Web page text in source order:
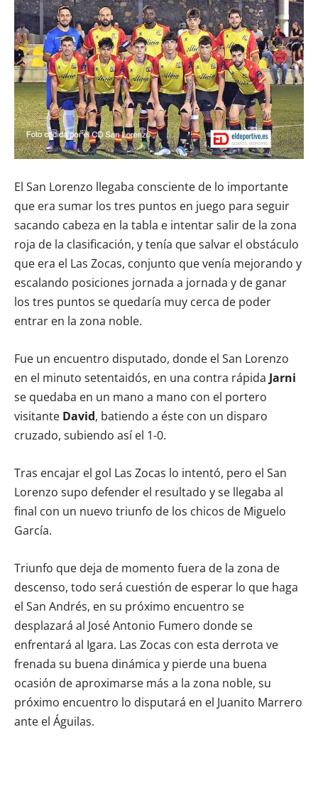
El San Lorenzo llegaba consciente de lo importante
que era sumar los tres puntos en juego para seguir
sacando cabeza en la tabla e intentar salir de la zona
roja de la clasificación, y tenía que salvar el obstáculo
que era el Las Zocas, conjunto que venía mejorando y
escalando posiciones jornada a jornada y de ganar
los tres puntos se quedaría muy cerca de poder
entrar en la zona noble.
Fue un encuentro disputado, donde el San Lorenzo
en el minuto setentaidós, en una contra rápida Jarni
se quedaba en un mano a mano con el portero
visitante David, batiendo a éste con un disparo
cruzado, subiendo así el 1-0.
Tras encajar el gol Las Zocas lo intentó, pero el San
Lorenzo supo defender el resultado y se llegaba al
final con un nuevo triunfo de los chicos de Miguelo
García.
Triunfo que deja de momento fuera de la zona de
descenso, todo será cuestión de esperar lo que haga
el San Andrés, en su próximo encuentro se
desplazará al José Antonio Fumero donde se
enfrentará al Igara. Las Zocas con esta derrota ve
frenada su buena dinámica y pierde una buena
ocasión de aproximarse más a la zona noble, su
próximo encuentro lo disputará en el Juanito Marrero
ante el Águilas.